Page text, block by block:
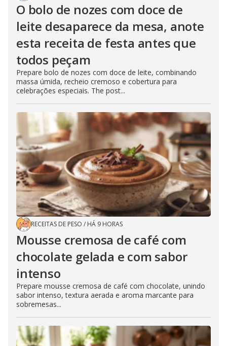
O bolo de nozes com doce de
leite desaparece da mesa, anote
esta receita de festa antes que
todos peçam
Prepare bolo de nozes com doce de leite, combinando
massa úmida, recheio cremoso e cobertura para
celebrações especiais. The post...
RECEITAS DE PESO / HÁ 9 HORAS
Mousse cremosa de café com
chocolate gelada e com sabor
intenso
Prepare mousse cremosa de café com chocolate, unindo
sabor intenso, textura aerada e aroma marcante para
sobremesas...